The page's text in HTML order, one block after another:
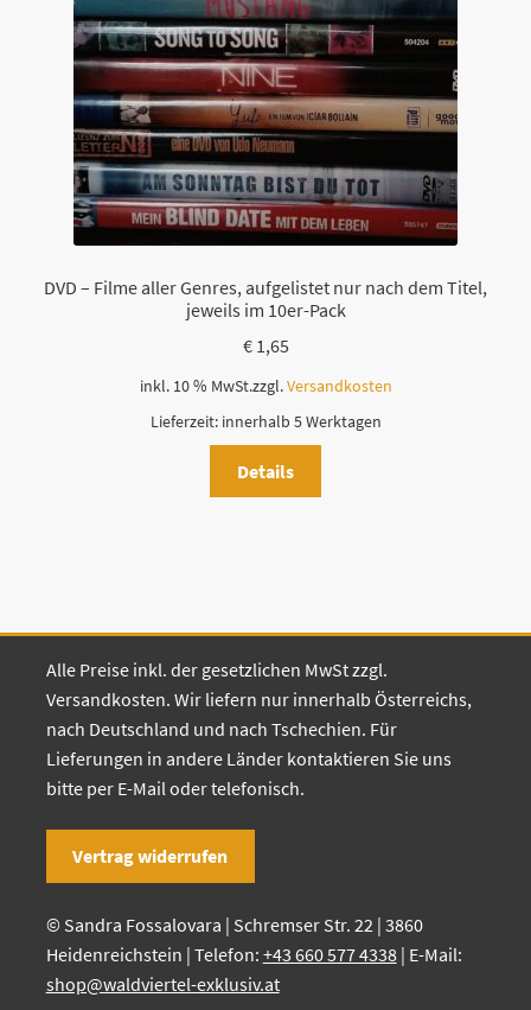
DVD – Filme aller Genres, aufgelistet nur nach dem Titel,
jeweils im 10er-Pack
€1,65
inkl. 10 % MwSt.zzgl.Versandkosten
Lieferzeit: innerhalb 5 Werktagen
Details
Alle Preise inkl. der gesetzlichen MwSt zzgl.
Versandkosten. Wir liefern nur innerhalb Österreichs,
nach Deutschland und nach Tschechien. Für
Lieferungen in andere Länder kontaktieren Sie uns
bitte per E-Mail oder telefonisch.
Vertrag widerrufen
© Sandra Fossalovara | Schremser Str. 22 | 3860
Heidenreichstein | Telefon: +43 660 577 4338| E-Mail:
shop@waldviertel-exklusiv.at